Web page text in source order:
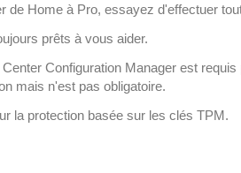
de Home à Pro, essayez d'effectuer
prêts à vous aider.
Configuration Manager est
mais n'est pas obligatoire.
la protection basée sur les clés TPM.